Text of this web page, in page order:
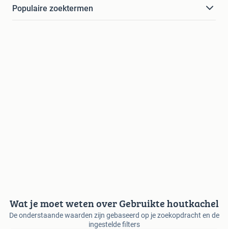
Populaire zoektermen
Wat je moet weten over Gebruikte houtkachel
De onderstaande waarden zijn gebaseerd op je zoekopdracht en de
ingestelde filters